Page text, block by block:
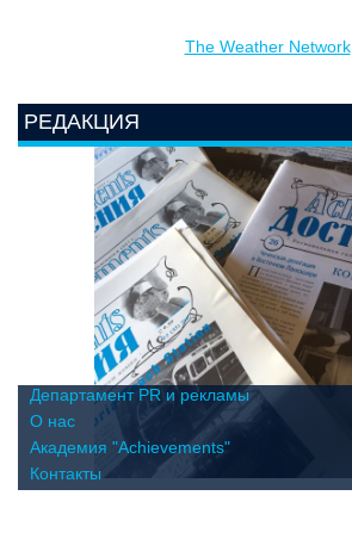
The Weather Network
РЕДАКЦИЯ
Департамент PR и рекламы
О нас
Академия "Achievements"
Контакты